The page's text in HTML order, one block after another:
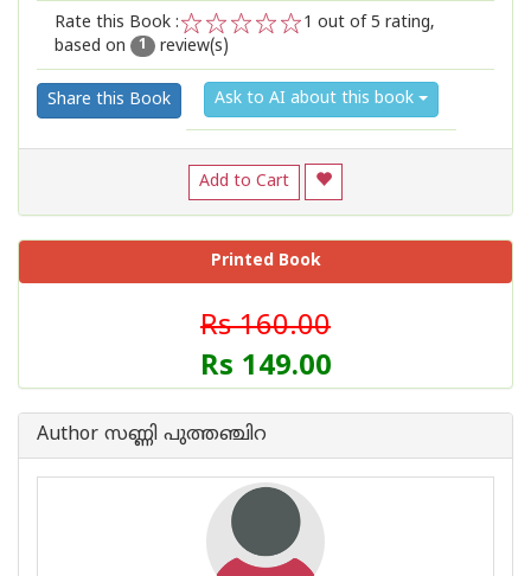
Rate this Book :
2
1
1 out of 5 rating,
based on
1 review(s)
Share this Book Ask to AI about this book
Add to Cart
Printed Book
Rs 160.00
Rs 149.00
Author സണ്ണി പുത്തഞ്ചിറ